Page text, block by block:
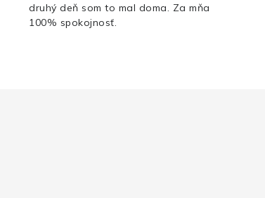
druhý deň som to mal doma. Za mňa
100% spokojnosť.